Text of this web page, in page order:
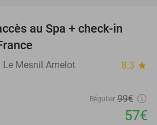
42%
au Spa + check-in
Le Mesnil Amelot 8.3 star
Régulier 99€
57€